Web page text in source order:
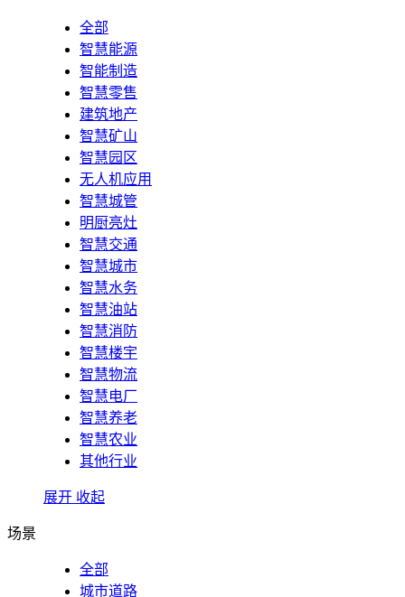
全部
智慧能源
智能制造
智慧零售
建筑地产
智慧矿山
智慧园区
无人机应用
智慧城管
明厨亮灶
智慧交通
智慧城市
智慧水务
智慧油站
智慧消防
智慧楼宇
智慧物流
智慧电厂
智慧养老
智慧农业
其他行业
展开 收起
场景
全部
城市道路